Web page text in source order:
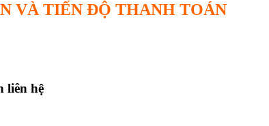
VÀ TIẾN ĐỘ THANH TOÁN
liên hệ